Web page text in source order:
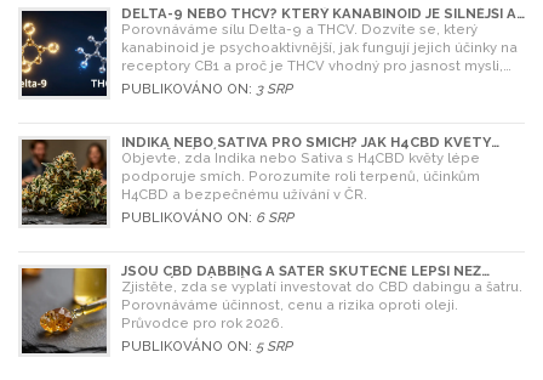
DELTA-9 NEBO THCV? KTERÝ KANABINOID JE SILNĚJŠÍ A
CO SI VYBRAT
Porovnáváme sílu Delta-9 a THCV. Dozvíte se, který
kanabinoid je psychoaktivnější, jak fungují jejich účinky na
receptory CB1 a proč je THCV vhodný pro jasnost mysli,
zatímco Delta-9 pro relaxaci.
PUBLIKOVÁNO ON: 3 SRP
INDIKA NEBO SATIVA PRO SMÍCH? JAK H4CBD KVĚTY
OVLIVŇUJÍ NÁLADU
Objevte, zda Indika nebo Sativa s H4CBD květy lépe
podporuje smích. Porozumíte roli terpenů, účinkům
H4CBD a bezpečnému užívání v ČR.
PUBLIKOVÁNO ON: 6 SRP
JSOU CBD DABBING A ŠATER SKUTEČNĚ LEPŠÍ NEŽ
OLEJ? ÚPLNÝ PRŮVODCE
Zjistěte, zda se vyplatí investovat do CBD dabingu a šatru.
Porovnáváme účinnost, cenu a rizika oproti oleji.
Průvodce pro rok 2026.
PUBLIKOVÁNO ON: 5 SRP